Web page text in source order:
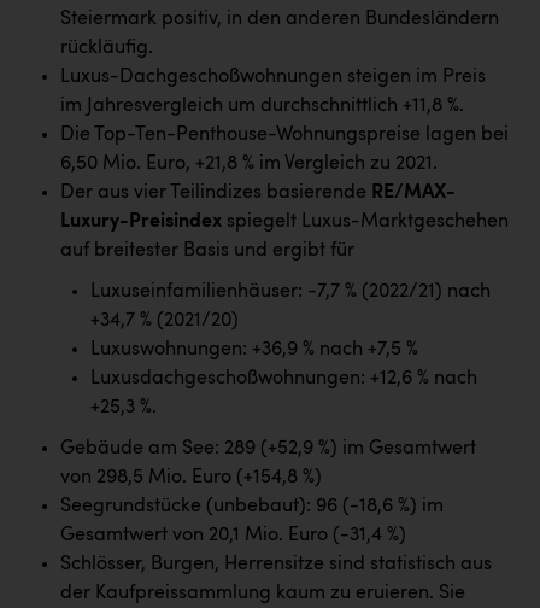
Kleider Bauer
Kremsmüller Anlagenbau GmbH
Maximarkt
Oldtimer Raststationen und Motorhotels
Österreichischer Kachelofenverband
Orlen
Passage Linz
PÜSPÖK
RE/MAX Welcome
Resch&Frisch
RUBBLE MASTER
Ruderclub Wels
Steiermark positiv, in den anderen Bundesländern
rückläufig.
Luxus-Dachgeschoßwohnungen steigen im Preis
im Jahresvergleich um durchschnittlich +11,8 %.
Die Top-Ten-Penthouse-Wohnungspreise lagen bei
6,50 Mio. Euro, +21,8 % im Vergleich zu 2021.
Der aus vier Teilindizes basierende RE/MAX-
Luxury-Preisindex spiegelt Luxus-Marktgeschehen
auf breitester Basis und ergibt für
Luxuseinfamilienhäuser: -7,7 % (2022/21) nach
+34,7 % (2021/20)
Luxuswohnungen: +36,9 % nach +7,5 %
Luxusdachgeschoßwohnungen: +12,6 % nach
+25,3 %.
Gebäude am See: 289 (+52,9 %) im Gesamtwert
von 298,5 Mio. Euro (+154,8 %)
Seegrundstücke (unbebaut): 96 (-18,6 %) im
Gesamtwert von 20,1 Mio. Euro (-31,4 %)
Schlösser, Burgen, Herrensitze sind statistisch aus
der Kaufpreissammlung kaum zu eruieren. Sie